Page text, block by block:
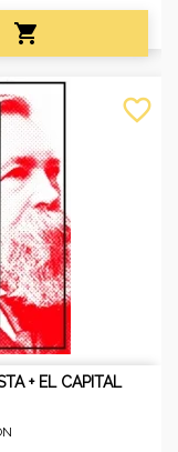

+ EL CAPITAL
favorite_border